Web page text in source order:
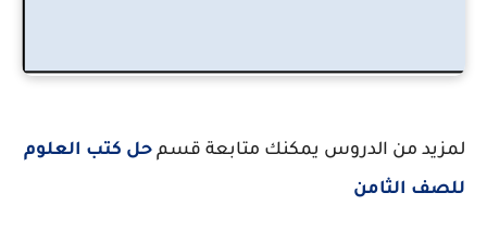
لمزيد من الدروس يمكنك متابعة قسم حل كتب العلوم
للصف الثامن